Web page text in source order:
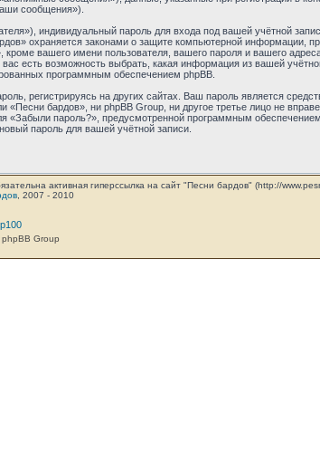
сообщения»).
индивидуальный пароль для входа под вашей учётной
охраняется законами о защите компьютерной информации,
вашего имени пользователя, вашего пароля и вашего
есть возможность выбрать, какая информация из вашей
программным обеспечением phpBB.
регистрируясь на других сайтах. Ваш пароль является
«Песни бардов», ни phpBB Group, ни другое третье лицо не
«Забыли пароль?», предусмотренной программным
пароль для вашей учётной записи.
активная гиперссылка на сайт "Песни бардов" (http://
, 2007 - 2010
Group